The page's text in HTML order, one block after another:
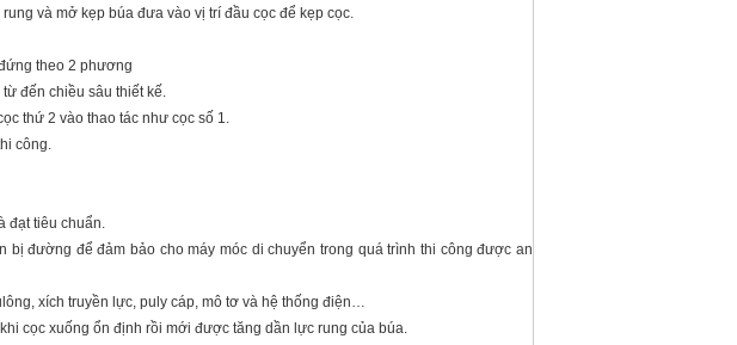
và mở kẹp búa đ­ưa vào vị trí đầu cọc để kẹp cọc.
theo 2 ph­ương
đến chiều sâu thiết kế.
thứ 2 vào thao tác như­ cọc số 1.
công.
đạt tiêu chuẩn.
đư­ờng để đảm bảo cho máy móc di chuyển trong quá trình thi công đ­ược an
xích truyền lực, puly cáp, mô tơ và hệ thống điện…
cọc xuống ổn định rồi mới được tăng dần lực rung của búa.